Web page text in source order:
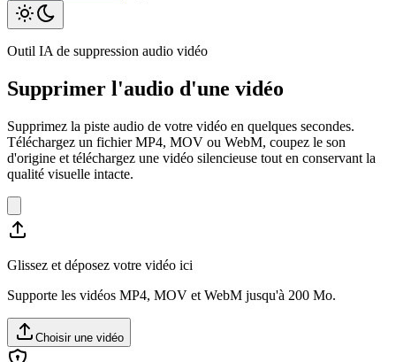
Outil IA de suppression audio vidéo
Supprimer l'audio d'une vidéo
Supprimez la piste audio de votre vidéo en quelques secondes.
Téléchargez un fichier MP4, MOV ou WebM, coupez le son
d'origine et téléchargez une vidéo silencieuse tout en conservant la
qualité visuelle intacte.
Glissez et déposez votre vidéo ici
Supporte les vidéos MP4, MOV et WebM jusqu'à 200 Mo.
Choisir une vidéo